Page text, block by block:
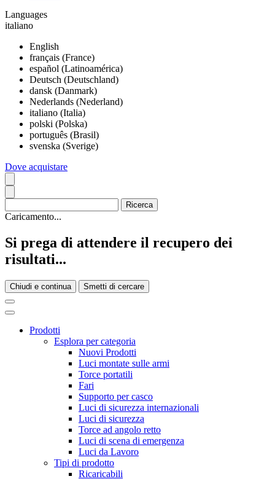
Languages
italiano
English
français (France)
español (Latinoamérica)
Deutsch (Deutschland)
dansk (Danmark)
Nederlands (Nederland)
italiano (Italia)
polski (Polska)
português (Brasil)
svenska (Sverige)
Dove acquistare
Caricamento...
Si prega di attendere il recupero dei
risultati...
Chiudi e continua Smetti di cercare
Prodotti
Esplora per categoria
Nuovi Prodotti
Luci montate sulle armi
Torce portatili
Fari
Supporto per casco
Luci di sicurezza internazionali
Luci di sicurezza
Torce ad angolo retto
Luci di scena di emergenza
Luci da Lavoro
Tipi di prodotto
Ricaricabili